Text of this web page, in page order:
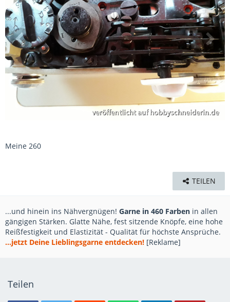
Meine 260
TEILEN
...und hinein ins Nähvergnügen! Garne in 460 Farben in allen
gängigen Stärken. Glatte Nähe, fest sitzende Knöpfe, eine hohe
Reißfestigkeit und Elastizität - Qualität für höchste Ansprüche.
...jetzt Deine Lieblingsgarne entdecken! [Reklame]
Teilen